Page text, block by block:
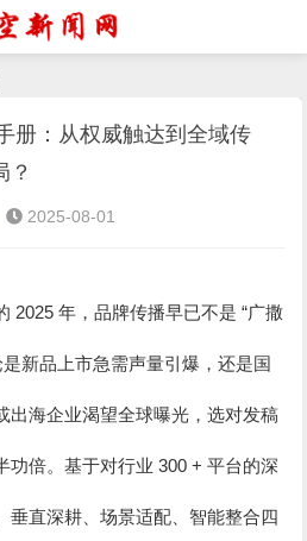
册：从权威触达到全域传
？
2025-08-01
2025年，品牌传播早已不是“广撒
新品上市急需声量引爆，还是国
出海企业渴望全球曝光，选对发稿
功倍。基于对行业300 +平台的深
垂直深耕、场景适配、智能整合四